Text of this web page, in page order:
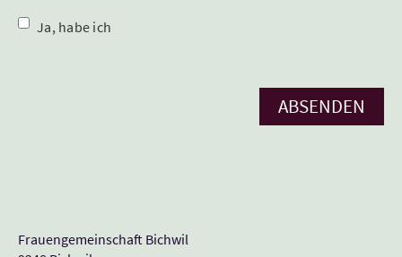
Ja, habe ich
Frauengemeinschaft Bichwil